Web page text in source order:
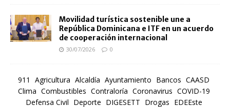
Movilidad turística sostenible une a
República Dominicana e ITF en un acuerdo
de cooperación internacional
30/07/2026 0
911 Agricultura Alcaldía Ayuntamiento Bancos CAASD
Clima Combustibles Contraloría Coronavirus COVID-19
Defensa Civil Deporte DIGESETT Drogas EDEEste